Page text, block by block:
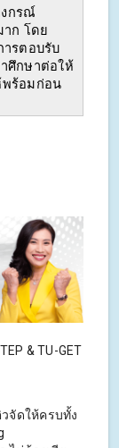
กรณ์
ก โดย
ารตอบรับ
ศึกษาต่อให้
พร้อมก่อน
& TU-GET
วจัดให้ครบทั้ง